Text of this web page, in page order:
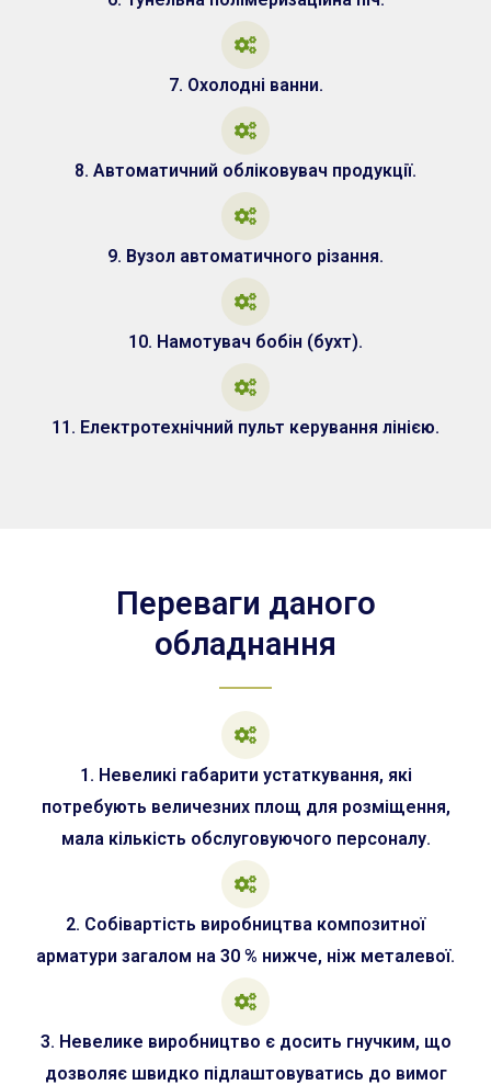
7. Охолодні ванни.
8. Автоматичний обліковувач продукції.
9. Вузол автоматичного різання.
10. Намотувач бобін (бухт).
11. Електротехнічний пульт керування лінією.
Переваги даного
обладнання
1. Невеликі габарити устаткування, які
потребують величезних площ для розміщення,
мала кількість обслуговуючого персоналу.
2. Собівартість виробництва композитної
арматури загалом на 30 % нижче, ніж металевої.
3. Невелике виробництво є досить гнучким, що
дозволяє швидко підлаштовуватись до вимог